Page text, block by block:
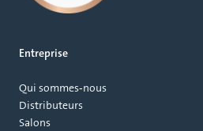
Entreprise
Qui sommes‑nous
Distributeurs
Salons